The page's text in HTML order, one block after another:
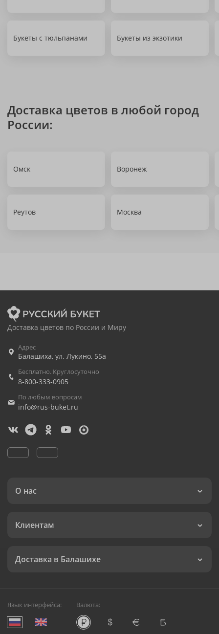
Букеты с тюльпанами Букеты из экзотики
Доставка цветов в любой город
России:
Омск Воронеж
Реутов Москва
Доставка цветов по России и Миру
Адрес
Балашиха, ул. Лукино, 55а
Бесплатно. Круглосуточно
8-800-333-0905
По любым вопросам
info@rus-buket.ru
О нас
Клиентам
Доставка в Балашихе
Язык интерфейса: Валюта: